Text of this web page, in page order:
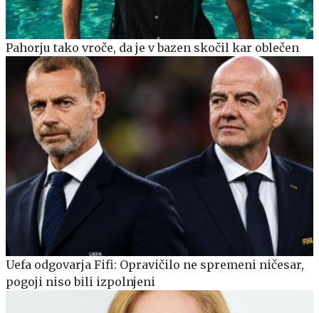
Pahorju tako vroče, da je v bazen skočil kar oblečen
Uefa odgovarja Fifi: Opravičilo ne spremeni ničesar,
pogoji niso bili izpolnjeni